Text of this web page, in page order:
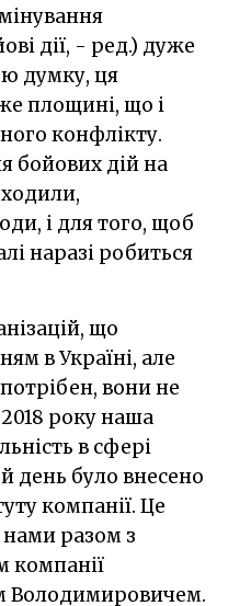
дії, - ред.) дуже
думку, ця
площині, що і
конфлікту.
бойових дій на
і для того, щоб
наразі робиться
що
в Україні, але
вони не
року наша
в сфері
день було внесено
компанії. Це
разом з
компанії
Володимировичем.